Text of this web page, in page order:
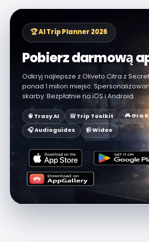
🏆 AI Trip Planner 2026
Pobierz darmową
Odkryj najlepsze z Oliveto Citra z
ponad 1 milion miejsc.
skarby. Bezpłatnie na iOS i Android.
🧠 Trasy AI 🎒 Trip Toolkit
🎮 Gra
🎧 Audioguides
📹 Wideo